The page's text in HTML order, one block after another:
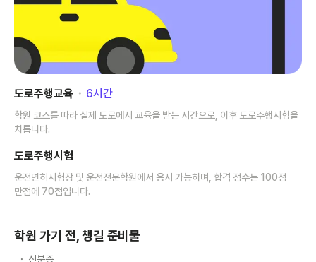
도로주행교육 ･ 6시간
학원 코스를 따라 실제 도로에서 교육을 받는 시간으로, 이후 도로주행시험을
치릅니다.
도로주행시험
운전면허시험장 및 운전전문학원에서 응시 가능하며, 합격 점수는 100점
만점에 70점입니다.
학원 가기 전, 챙길 준비물
신분증